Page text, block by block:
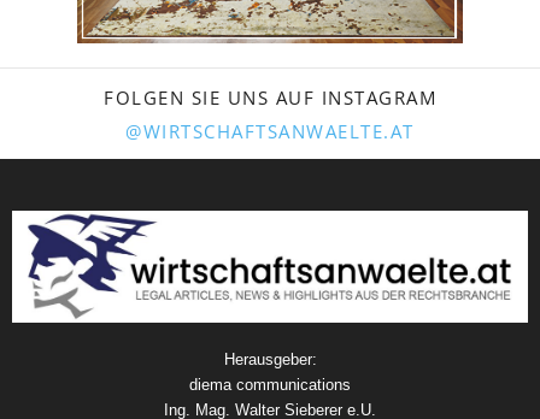
FOLGEN SIE UNS AUF INSTAGRAM
@WIRTSCHAFTSANWAELTE.AT
Herausgeber:
diema communications
Ing. Mag. Walter Sieberer e.U.